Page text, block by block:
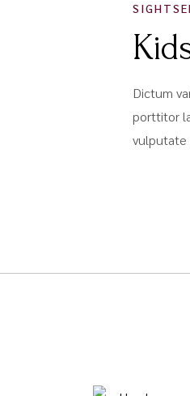
Dictum
porttitor
vulputate